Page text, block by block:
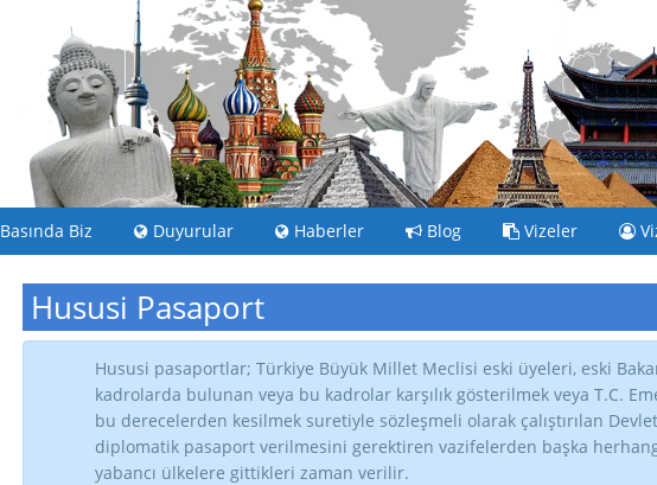
Basında Biz Duyurular Haberler Blog Vizeler
Hususi Pasaport
Hususi pasaportlar; Türkiye Büyük Millet Meclisi eski üyeleri, eski
kadrolarda bulunan veya bu kadrolar karşılık gösterilmek veya T.C.
bu derecelerden kesilmek suretiyle sözleşmeli olarak çalıştırılan
diplomatik pasaport verilmesini gerektiren vazifelerden başka
yabancı ülkelere gittikleri zaman verilir.